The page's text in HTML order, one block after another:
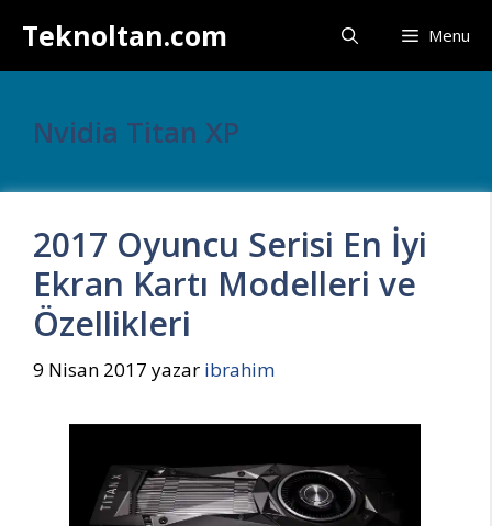
atlaTeknoltan.com Menu
Nvidia Titan XP
2017 Oyuncu Serisi En İyi
Ekran Kartı Modelleri ve
Özellikleri
9 Nisan 2017 yazar ibrahim